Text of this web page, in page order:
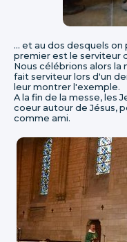
... et au dos desquels
premier est le serviteur
Nous célébrions alors la
fait serviteur lors d'un
leur montrer l'exemple.
A la fin de la messe, les
coeur autour de Jésus,
comme ami.